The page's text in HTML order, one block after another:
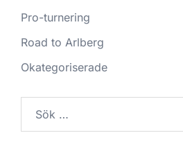
Pro-turnering
Road to Arlberg
Okategoriserade
efter: